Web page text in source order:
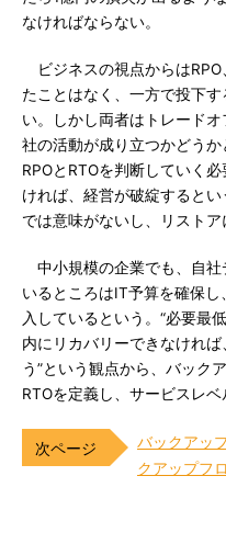
なければならない。
ビジネスの視点からはRPO
たことはなく、一方で投下
い。しかし両者はトレード
社の活動が成り立つかどう
RPOとRTOを判断していく
ければ、経営が破綻すると
では意味がないし、リストア
中小規模の企業でも、自社
いるところはIT予算を確保
入しているという。“必要最
内にリカバリーできなけれ
う”という観点から、バック
RTOを定義し、サービスレ
バックアッ
クアップフ